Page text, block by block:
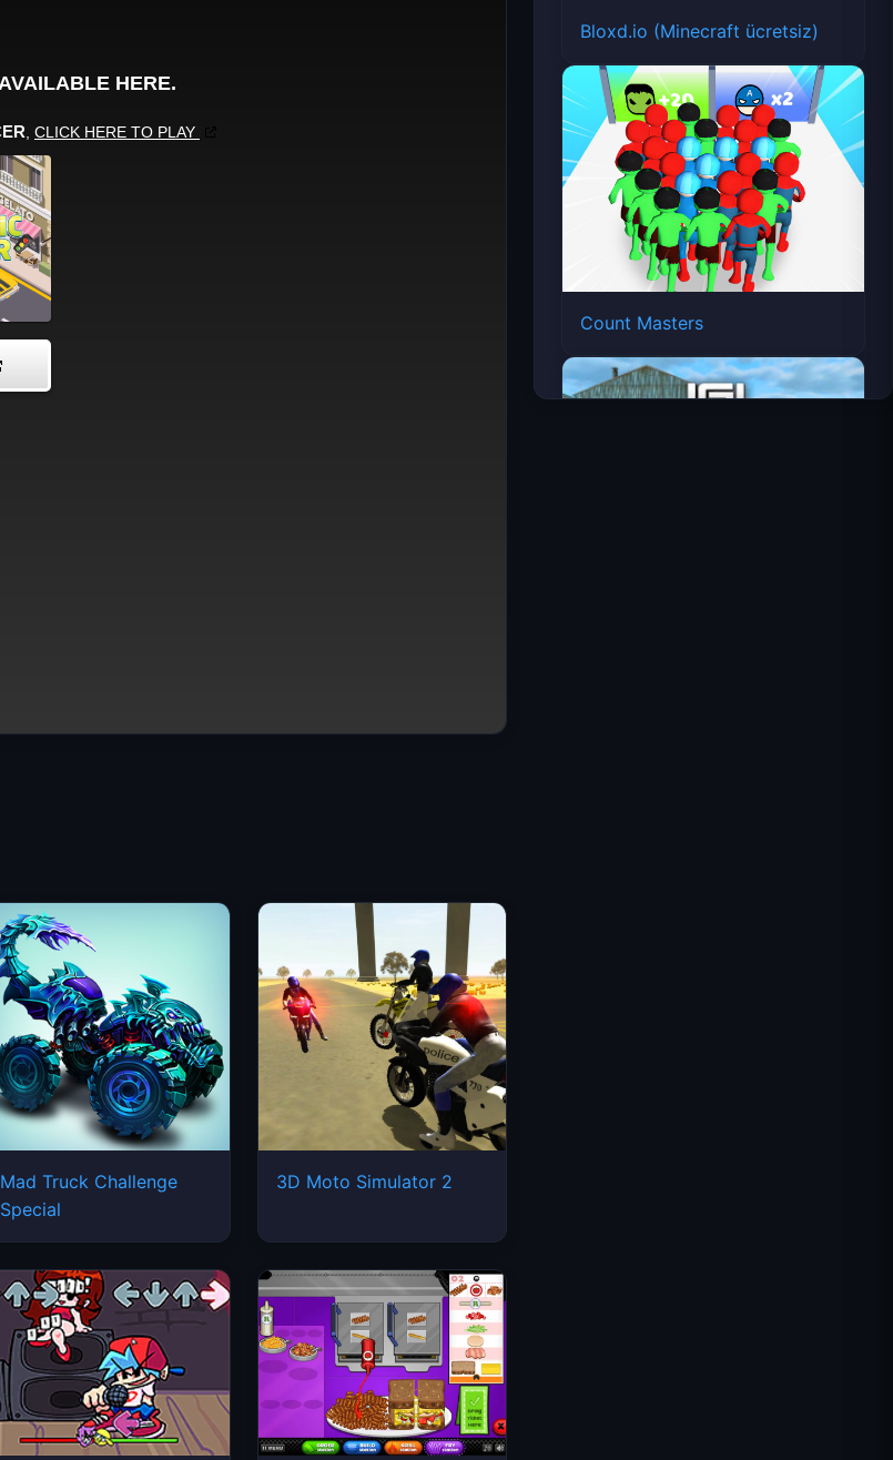
Mad Truck Challenge
Special
3D Moto Simulator 2
Bloxd.io (Minecraft ücretsiz)
Count Masters